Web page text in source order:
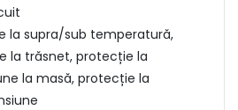
la supra/sub temperatură,
la trăsnet, protecție la
la masă, protecție la